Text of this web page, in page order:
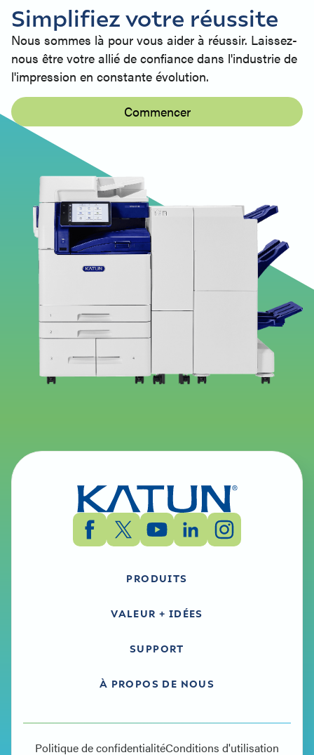
Simplifiez votre réussite
Nous sommes là pour vous aider à réussir. Laissez-
nous être votre allié de confiance dans l'industrie de
l'impression en constante évolution.
Commencer
PRODUITS
VALEUR + IDÉES
SUPPORT
À PROPOS DE NOUS
Politique de confidentialitéConditions d'utilisation